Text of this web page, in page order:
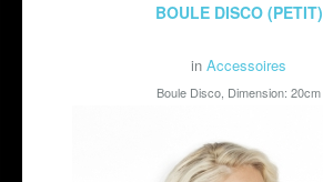
BOULE DISCO (PETIT)
in Accessoires
Boule Disco, Dimension: 20cm